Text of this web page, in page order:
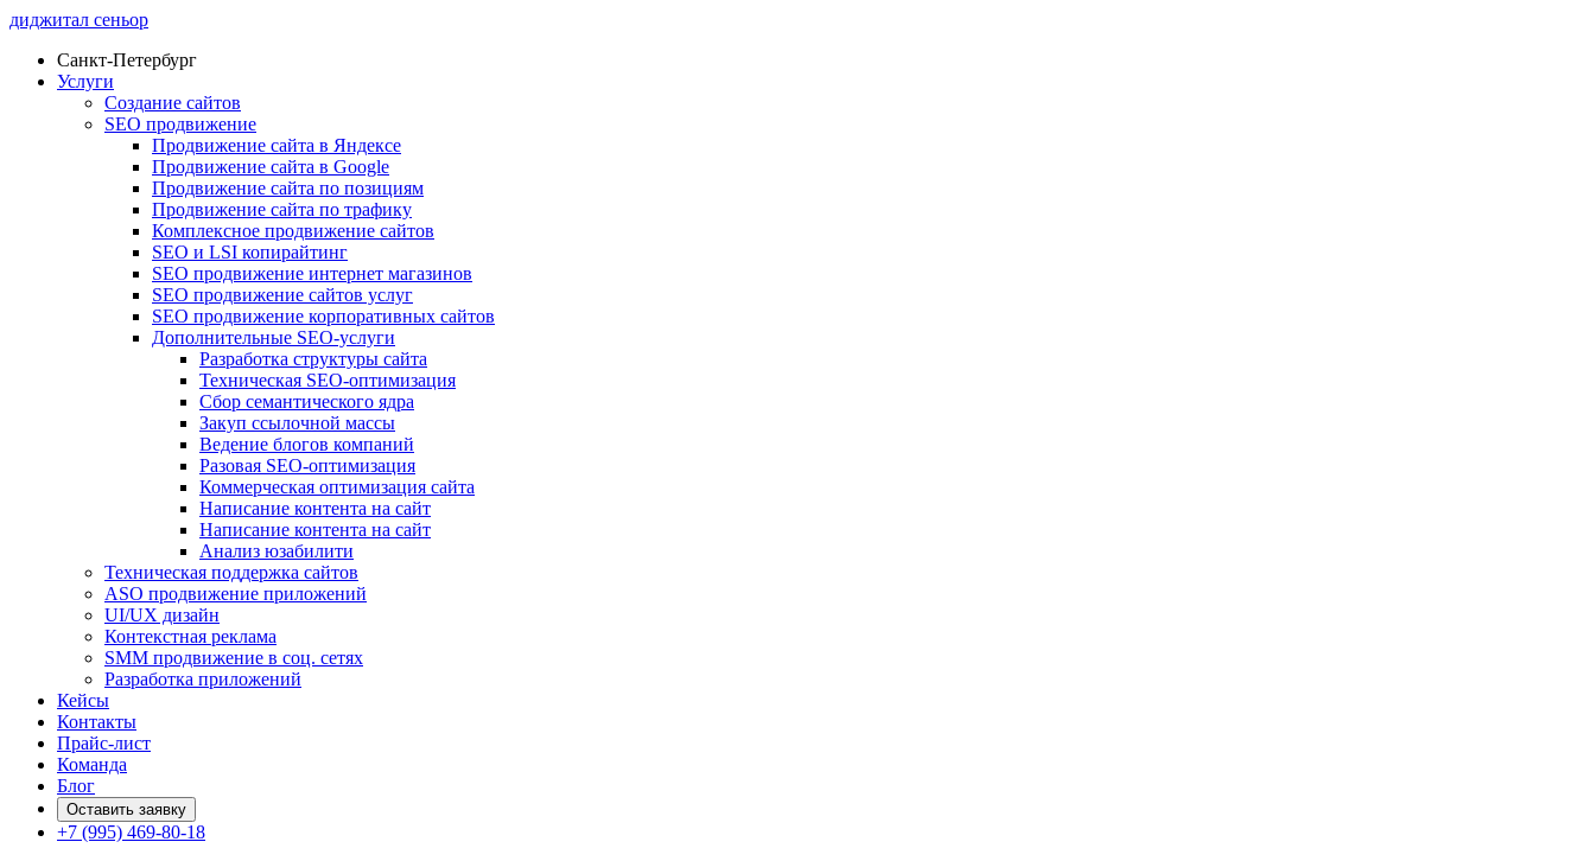
диджитал сеньор
Санкт-Петербург
Услуги
Создание сайтов
SEO продвижение
Продвижение сайта в Яндексе
Продвижение сайта в Google
Продвижение сайта по позициям
Продвижение сайта по трафику
Комплексное продвижение сайтов
SEO и LSI копирайтинг
SEO продвижение интернет магазинов
SEO продвижение сайтов услуг
SEO продвижение корпоративных сайтов
Дополнительные SEO-услуги
Разработка структуры сайта
Техническая SEO-оптимизация
Сбор семантического ядра
Закуп ссылочной массы
Ведение блогов компаний
Разовая SEO-оптимизация
Коммерческая оптимизация сайта
Написание контента на сайт
Написание контента на сайт
Анализ юзабилити
Техническая поддержка сайтов
ASO продвижение приложений
UI/UX дизайн
Контекстная реклама
SMM продвижение в соц. сетях
Разработка приложений
Кейсы
Контакты
Прайс-лист
Команда
Блог
Оставить заявку
+7 (995) 469-80-18